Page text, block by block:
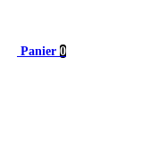
Panier 0